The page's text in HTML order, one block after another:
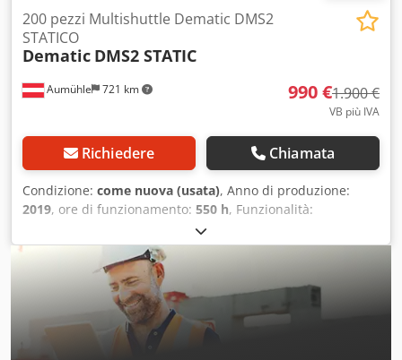
Aumühle 721 km
200 pezzi Multishuttle Dematic DMS2
STATICO
Dematic DMS2 STATIC
990 €1.900 €
VB più IVA
Richiedere Chiamata
Condizione: come nuova (usata), Anno di produzione:
2019, ore di funzionamento: 550 h, Funzionalità:
, 200 unità di Multishuttle
Dematic DMS2 STATIC Articolo usato, anno di
fabbricazione 2019, ottime condizioni, vedere le immagini.
Funzionato solo in fase di test. Capacità di carico: 31,5 kg
Tipi di carico: contenitori in plastica, scatole, ripiani,
imballaggi Principio di funzionamento: Dematic
Multishuttle 2 - Panoramica - YouTube Prezzo negoziabile: